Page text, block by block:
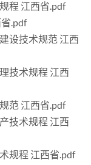
程 江西省.pdf
.pdf
设技术规范 江西
技术规程 江西
范 江西省.pdf
技术规程 江西
规程 江西省.pdf